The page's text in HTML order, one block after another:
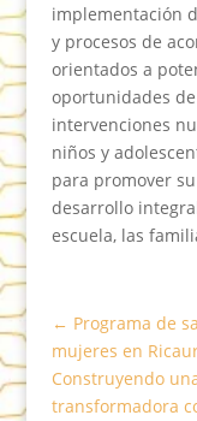
implementación
y procesos de
orientados a
oportunidades
intervenciones
niños y
para promover
desarrollo
escuela, las
← Programa de
mujeres en
Construyendo
transformadora